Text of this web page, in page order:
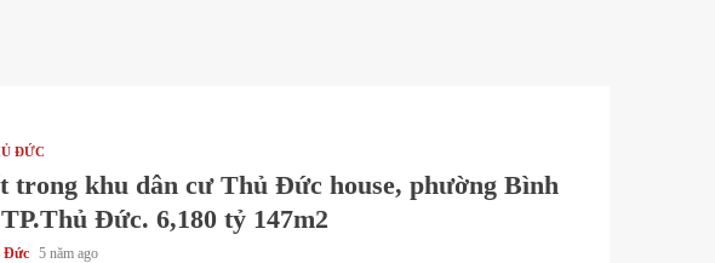
ĐỨC
trong khu dân cư Thủ Đức house, phường Bình
Đức. 6,180 tỷ 147m2
Đức 5 năm ago